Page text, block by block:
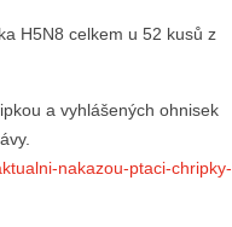
H5N8 celkem u 52 kusů z
a vyhlášených ohnisek
nakazou-ptaci-chripky-